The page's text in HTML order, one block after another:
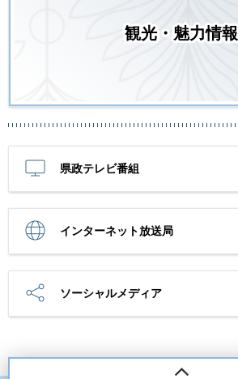
観光・魅力情報
県政テレビ番組
インターネット放送局
ソーシャルメディア